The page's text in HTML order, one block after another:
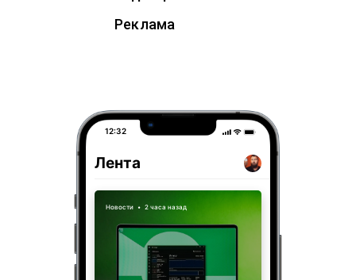
Реклама
12:32
Лента
Новости • 2 часа назад